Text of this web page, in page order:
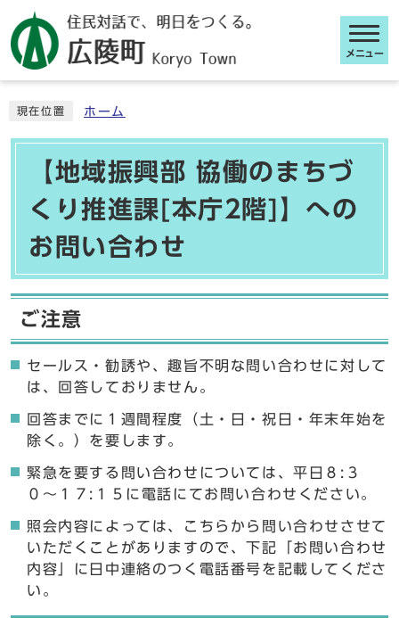
メニュー
現在位置 ホーム
【地域振興部 協働のまちづ
くり推進課[本庁2階]】への
お問い合わせ
ご注意
セールス・勧誘や、趣旨不明な問い合わせに対して
は、回答しておりません。
回答までに１週間程度（土・日・祝日・年末年始を
除く。）を要します。
緊急を要する問い合わせについては、平日８:３
０〜１７:１５に電話にてお問い合わせください。
照会内容によっては、こちらから問い合わせさせて
いただくことがありますので、下記「お問い合わせ
内容」に日中連絡のつく電話番号を記載してくださ
い。